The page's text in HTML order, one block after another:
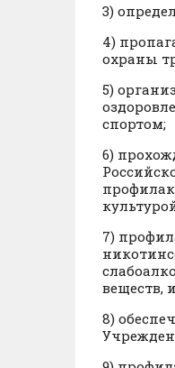
3)
4)
охраны
5)
спортом;
6)
7)
веществ,
8)